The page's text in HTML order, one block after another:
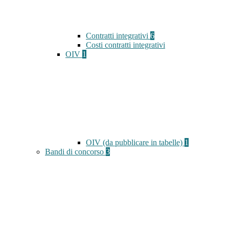
Contratti integrativi 6
Costi contratti integrativi
OIV 1
OIV (da pubblicare in tabelle) 1
Bandi di concorso 3